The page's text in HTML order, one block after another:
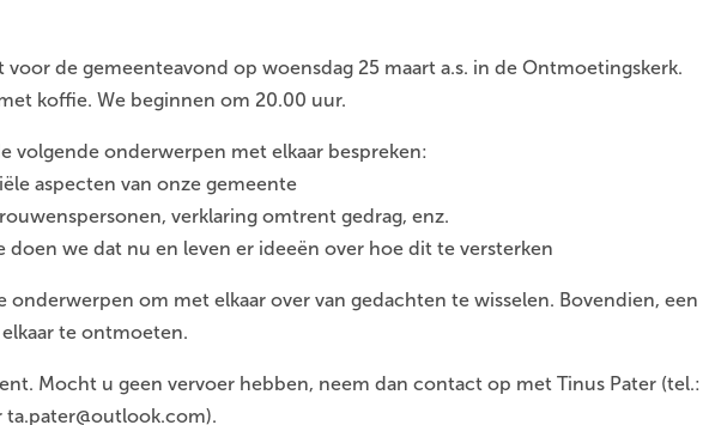
de gemeenteavond op woensdag 25 maart a.s. in de Ontmoetingskerk.
koffie. We beginnen om 20.00 uur.
volgende onderwerpen met elkaar bespreken:
aspecten van onze gemeente
verklaring omtrent gedrag, enz.
doen we dat nu en leven er ideeën over hoe dit te versterken
onderwerpen om met elkaar over van gedachten te wisselen. Bovendien, een
te ontmoeten.
Mocht u geen vervoer hebben, neem dan contact op met Tinus Pater
ta.pater@outlook.com).